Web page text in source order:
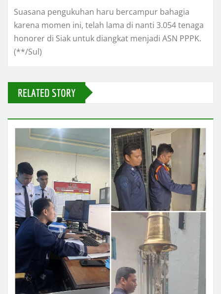
Suasana pengukuhan haru bercampur bahagia
karena momen ini, telah lama di nanti 3.054 tenaga
honorer di Siak untuk diangkat menjadi ASN PPPK.
(**/Sul)
RELATED STORY